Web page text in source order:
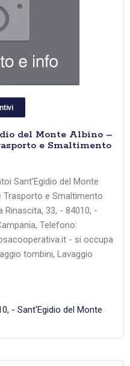
del Monte Albino –
e Smaltimento
Sant'Egidio del Monte
Trasporto e Smaltimento
Rinascita, 33, - 84010, -
Telefono:
- si occupa
tombini, Lavaggio
- Sant'Egidio del Monte